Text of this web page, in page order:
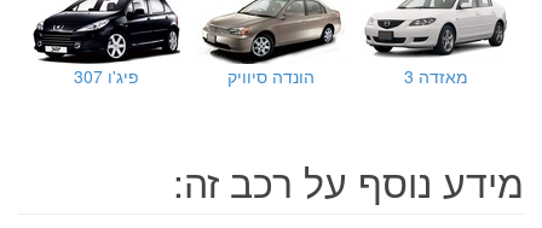
מאזדה 3 הונדה סיוויק פיג'ו 307
מידע נוסף על רכב זה: